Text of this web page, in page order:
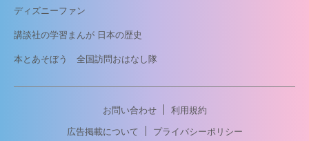
ディズニーファン
講談社の学習まんが 日本の歴史
本とあそぼう 全国訪問おはなし隊
お問い合わせ
利用規約
広告掲載について
プライバシーポリシー